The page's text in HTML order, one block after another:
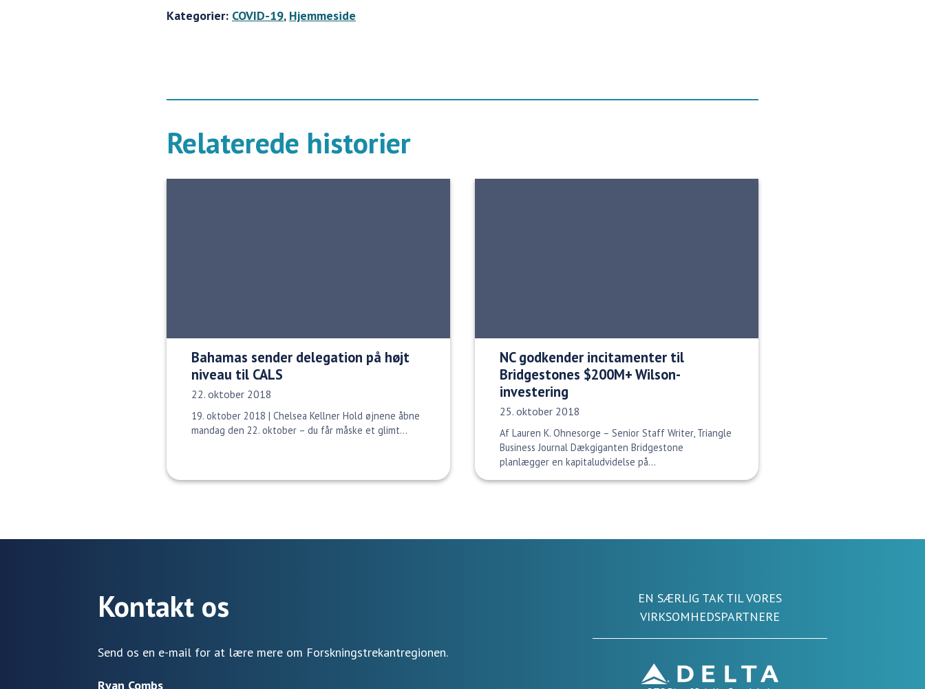
Kategorier: COVID-19, Hjemmeside
Relaterede historier
Bahamas sender delegation på højt
niveau til CALS
Udgivelsesdato:
22. oktober 2018
19. oktober 2018 | Chelsea Kellner Hold øjnene åbne
mandag den 22. oktober – du får måske et glimt...
NC godkender incitamenter til
Bridgestones $200M+ Wilson-
investering
Udgivelsesdato:
25. oktober 2018
Af Lauren K. Ohnesorge – Senior Staff Writer, Triangle
Business Journal Dækgiganten Bridgestone
planlægger en kapitaludvidelse på...
Kontakt os
Send os en e-mail for at lære mere om Forskningstrekantregionen.
Ryan Combs
EN SÆRLIG TAK TIL VORES
VIRKSOMHEDSPARTNERE